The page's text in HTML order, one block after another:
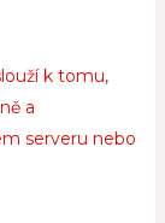
k tomu,
a
serveru nebo